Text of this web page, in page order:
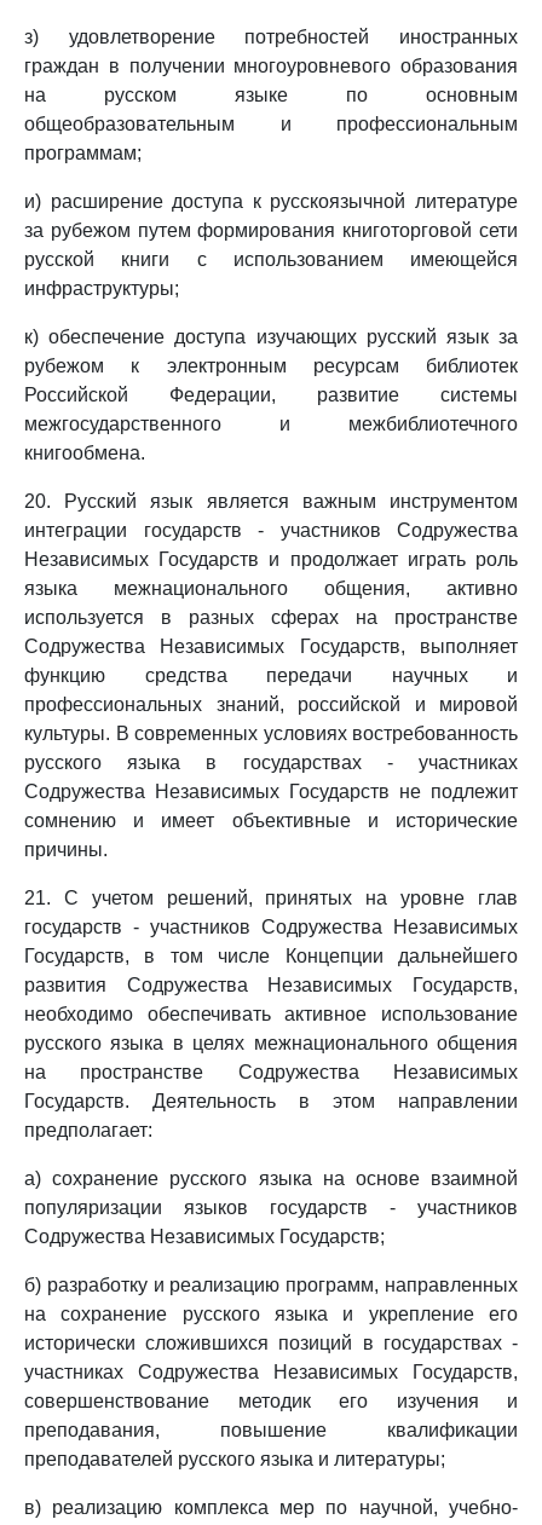
з) удовлетворение потребностей иностранных
граждан в получении многоуровневого образования
на русском языке по основным
общеобразовательным и профессиональным
программам;
и) расширение доступа к русскоязычной литературе
за рубежом путем формирования книготорговой сети
русской книги с использованием имеющейся
инфраструктуры;
к) обеспечение доступа изучающих русский язык за
рубежом к электронным ресурсам библиотек
Российской Федерации, развитие системы
межгосударственного и межбиблиотечного
книгообмена.
20. Русский язык является важным инструментом
интеграции государств - участников Содружества
Независимых Государств и продолжает играть роль
языка межнационального общения, активно
используется в разных сферах на пространстве
Содружества Независимых Государств, выполняет
функцию средства передачи научных и
профессиональных знаний, российской и мировой
культуры. В современных условиях востребованность
русского языка в государствах - участниках
Содружества Независимых Государств не подлежит
сомнению и имеет объективные и исторические
причины.
21. С учетом решений, принятых на уровне глав
государств - участников Содружества Независимых
Государств, в том числе Концепции дальнейшего
развития Содружества Независимых Государств,
необходимо обеспечивать активное использование
русского языка в целях межнационального общения
на пространстве Содружества Независимых
Государств. Деятельность в этом направлении
предполагает:
а) сохранение русского языка на основе взаимной
популяризации языков государств - участников
Содружества Независимых Государств;
б) разработку и реализацию программ, направленных
на сохранение русского языка и укрепление его
исторически сложившихся позиций в государствах -
участниках Содружества Независимых Государств,
совершенствование методик его изучения и
преподавания, повышение квалификации
преподавателей русского языка и литературы;
в) реализацию комплекса мер по научной, учебно-